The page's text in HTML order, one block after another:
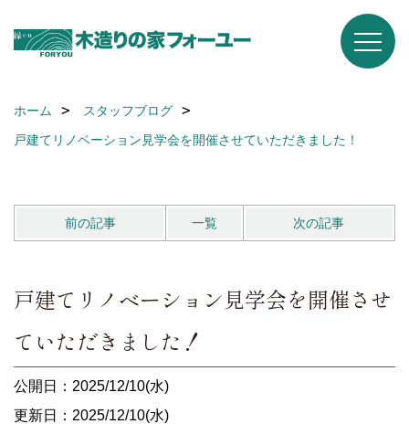
ホーム
スタッフブログ
戸建てリノベーション見学会を開催させていただきました！
前の記事 一覧 次の記事
戸建てリノベーション見学会を開催させ
ていただきました！
公開日：2025/12/10(水)
更新日：2025/12/10(水)